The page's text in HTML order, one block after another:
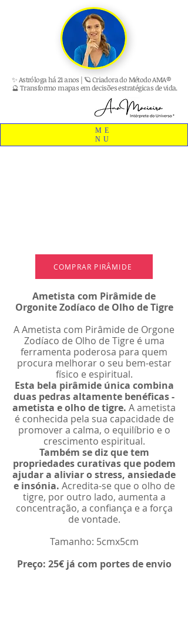
ME
NU
✨ Astróloga há 21 anos | 🪐 Criadora do Método AMA®
🔮 Transformo mapas em decisões estratégicas de vida.
COMPRAR PIRÂMIDE
Ametista com Pirâmide de
Orgonite Zodíaco de Olho de Tigre
A Ametista com Pirâmide de Orgone
Zodíaco de Olho de Tigre é uma
ferramenta poderosa para quem
procura melhorar o seu bem-estar
físico e espiritual.
Esta bela pirâmide única combina
duas pedras altamente benéficas -
ametista e olho de tigre. A ametista
é conhecida pela sua capacidade de
promover a calma, o equilíbrio e o
crescimento espiritual.
Também se diz que tem
propriedades curativas que podem
ajudar a aliviar o stress, ansiedade
e insónia. Acredita-se que o olho de
tigre, por outro lado, aumenta a
concentração, a confiança e a força
de vontade.
Tamanho: 5cmx5cm
Preço: 25€ já com portes de envio